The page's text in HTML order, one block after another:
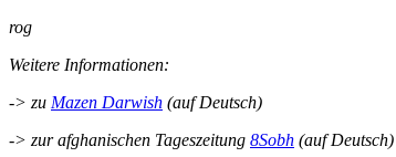
rog
Weitere Informationen:
-> zu Mazen Darwish (auf Deutsch)
-> zur afghanischen Tageszeitung 8Sobh (auf Deutsch)